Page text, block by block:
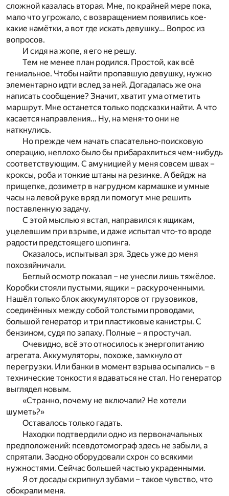
сложной казалась вторая. Мне, по крайней мере пока,
мало что угрожало, с возвращением появились кое-
какие намётки, а вот где искать девушку… Вопрос из
вопросов.
И сидя на жопе, я его не решу.
Тем не менее план родился. Простой, как всё
гениальное. Чтобы найти пропавшую девушку, нужно
элементарно идти вслед за ней. Догадалась же она
написать сообщение? Значит, хватит ума отметить
маршрут. Мне останется только подсказки найти. А что
касается направления… Ну, на меня-то они не
наткнулись.
Но прежде чем начать спасательно-поисковую
операцию, неплохо было бы прибарахлиться чем-нибудь
соответствующим. С амуницией у меня совсем швах –
кроксы, роба и тонкие штаны на резинке. А бейдж на
прищепке, дозиметр в нагрудном кармашке и умные
часы на левой руке вряд ли помогут мне решить
поставленную задачу.
С этой мыслью я встал, направился к ящикам,
уцелевшим при взрыве, и даже испытал что-то вроде
радости предстоящего шопинга.
Оказалось, испытывал зря. Здесь уже до меня
похозяйничали.
Беглый осмотр показал – не унесли лишь тяжёлое.
Коробки стояли пустыми, ящики – раскуроченными.
Нашёл только блок аккумуляторов от грузовиков,
соединённых между собой толстыми проводами,
большой генератор и три пластиковые канистры. С
бензином, судя по запаху. Полные – я простучал.
Очевидно, всё это относилось к энергопитанию
агрегата. Аккумуляторы, похоже, замкнуло от
перегрузки. Или банки в момент взрыва осыпались – в
технические тонкости я вдаваться не стал. Но генератор
выглядел новым.
«Странно, почему не включали? Не хотели
шуметь?»
Оставалось только гадать.
Находки подтвердили одно из первоначальных
предположений: псевдотомограф здесь не забыли, а
спрятали. Заодно оборудовали схрон со всякими
нужностями. Сейчас большей частью украденными.
Я от досады скрипнул зубами – такое чувство, что
обокрали меня.